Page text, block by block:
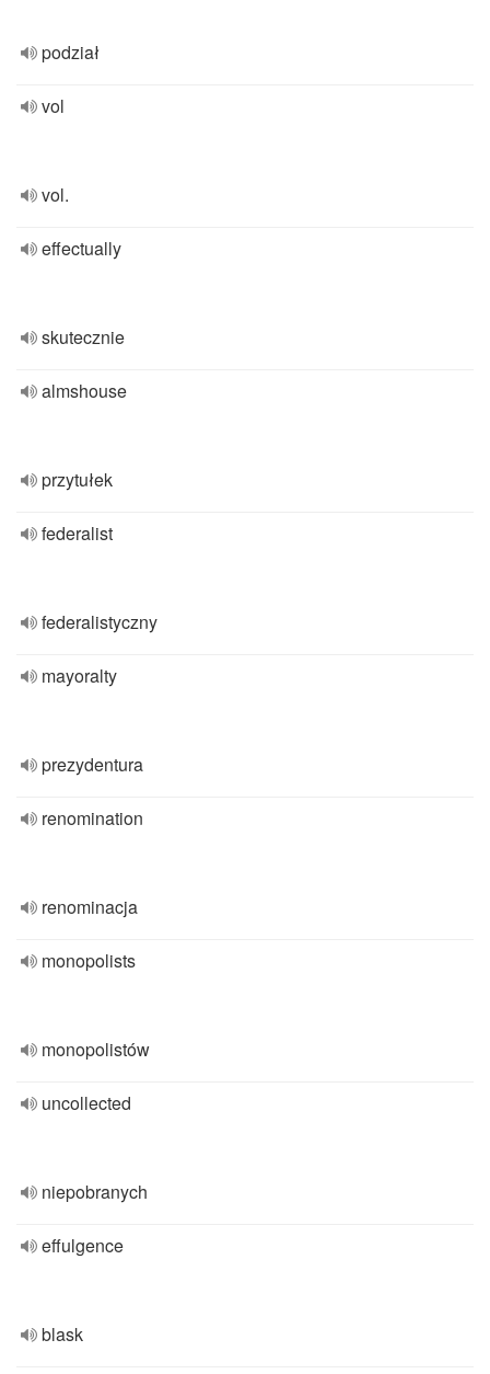
podział
vol
vol.
effectually
skutecznie
almshouse
przytułek
federalist
federalistyczny
mayoralty
prezydentura
renomination
renominacja
monopolists
monopolistów
uncollected
niepobranych
effulgence
blask